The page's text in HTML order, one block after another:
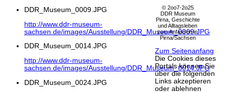
DDR_Museum_0009.JPG
http://www.ddr-museum-
sachsen.de/images/Ausstellung/DDR_Museum_0009.JPG
DDR_Museum_0014.JPG
http://www.ddr-museum-
sachsen.de/images/Ausstellung/DDR_Museum_0014.JPG
DDR_Museum_0024.JPG
© 2oo7-2o25
DDR Museum
Pirna, Geschichte
und Alltagsleben
zum Anfassen in
Pirna/Sachsen
Zum Seitenanfang
Die Cookies dieses
Portals können Sie
über die folgenden
Links akzeptieren
oder ablehnen